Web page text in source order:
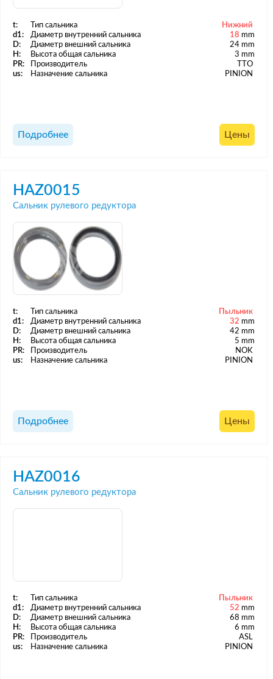
t: Тип сальника
Нижний
d1:
Диаметр внутренний сальника 18 mm
D:
Диаметр внешний сальника
24 mm
H:
Высота общая сальника
3 mm
PR:
Производитель
TTO
us:
Назначение сальника PINION
Подробнее Цены
HAZ0015
Сальник рулевого редуктора
t: Тип сальника
Пыльник
d1:
Диаметр внутренний сальника 32 mm
D:
Диаметр внешний сальника
42 mm
H:
Высота общая сальника
5 mm
PR:
Производитель
NOK
us:
Назначение сальника PINION
Подробнее Цены
HAZ0016
Сальник рулевого редуктора
t: Тип сальника
Пыльник
d1:
Диаметр внутренний сальника 52 mm
D:
Диаметр внешний сальника
68 mm
H:
Высота общая сальника
6 mm
PR:
Производитель
ASL
us:
Назначение сальника PINION